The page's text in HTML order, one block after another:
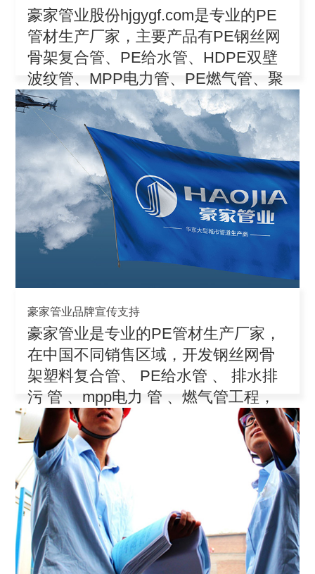
豪家管业股份hjgygf.com是专业的PE
管材生产厂家，主要产品有PE钢丝网
骨架复合管、PE给水管、HDPE双壁
波纹管、MPP电力管、PE燃气管、聚
丙
豪家管业品牌宣传支持
豪家管业是专业的PE管材生产厂家，
在中国不同销售区域，开发钢丝网骨
架塑料复合管、 PE给水管 、 排水排
污 管 、mpp电力 管 、燃气管工程，
积极参